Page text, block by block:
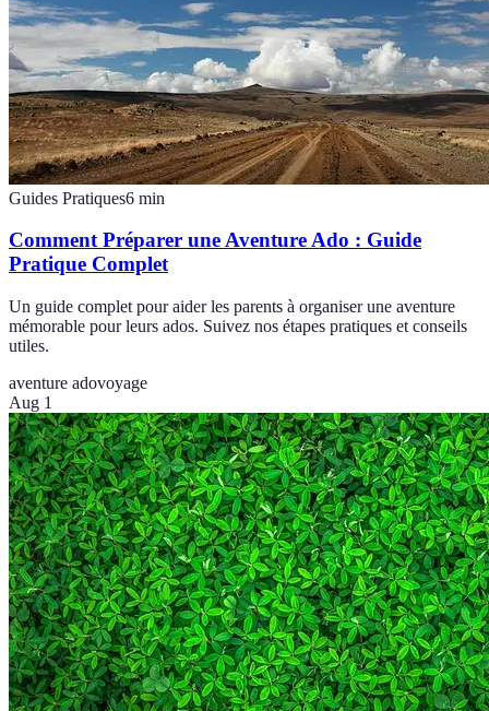
Guides Pratiques6 min
Comment Préparer une Aventure Ado : Guide
Pratique Complet
Un guide complet pour aider les parents à organiser une aventure
mémorable pour leurs ados. Suivez nos étapes pratiques et conseils
utiles.
aventure adovoyage
Aug 1